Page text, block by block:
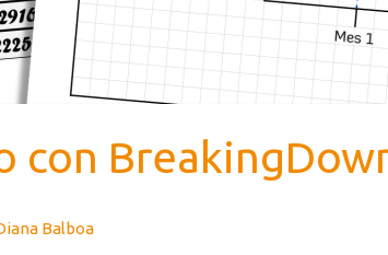
con
Balboa